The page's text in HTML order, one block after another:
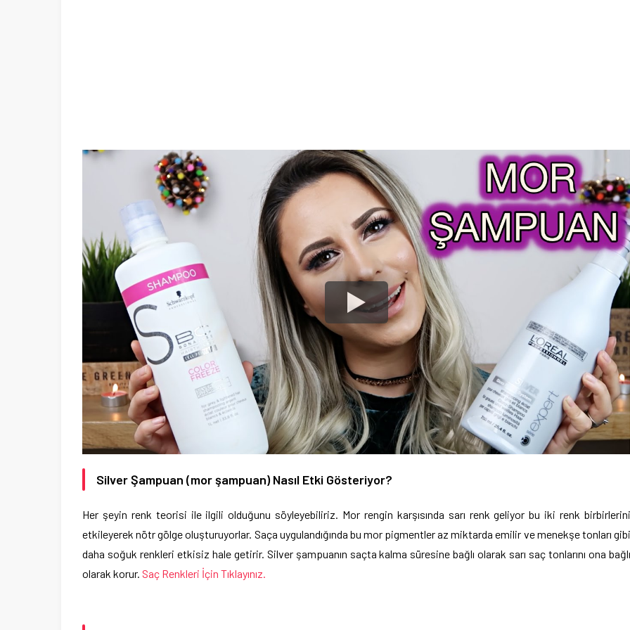
Silver Şampuan (mor şampuan) Nasıl Etki Gösteriyor?
Her şeyin renk teorisi ile ilgili olduğunu söyleyebiliriz. Mor rengin karşısında sarı renk geliyor bu iki renk birbirlerini
etkileyerek nötr gölge oluşturuyorlar. Saça uygulandığında bu mor pigmentler az miktarda emilir ve menekşe tonları gibi
daha soğuk renkleri etkisiz hale getirir. Silver şampuanın saçta kalma süresine bağlı olarak sarı saç tonlarını ona bağlı
olarak korur. Saç Renkleri İçin Tıklayınız.